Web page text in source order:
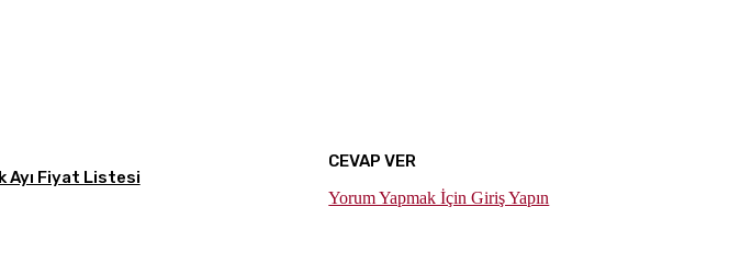
Ayı Fiyat Listesi
CEVAP VER
Yorum Yapmak İçin Giriş Yapın